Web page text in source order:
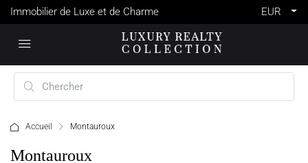
Immobilier de Luxe et de Charme EUR
Accueil Montauroux
Montauroux